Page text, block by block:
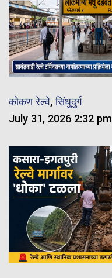
कोकण रेल्वे,सिंधुदुर्ग
July 31, 2026 2:32 pm